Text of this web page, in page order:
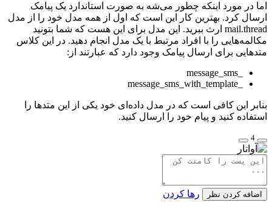
اما در مورد اینکه چطور می‌شه به صورت استاندارد یک پیامک
ارسال کرد. بهترین کار این است که اول از همه مدل خود را از مدل
mail.thread ارث ببرید. این مدل برای این هست که شما بتونید
مکالمه‌هایی را با افراد مرتبط با یک مدل انجام دهید. در این کلاس
متدهایی برای ارسال پیامک وجود دارد که عبارتند از:
بنابر این کافی است که در مدل داده‌ای خود یکی از این متدها را
استفاده کنید و پیام خود را ارسال کنید.
4
اضافه کردن نظر رها کردن